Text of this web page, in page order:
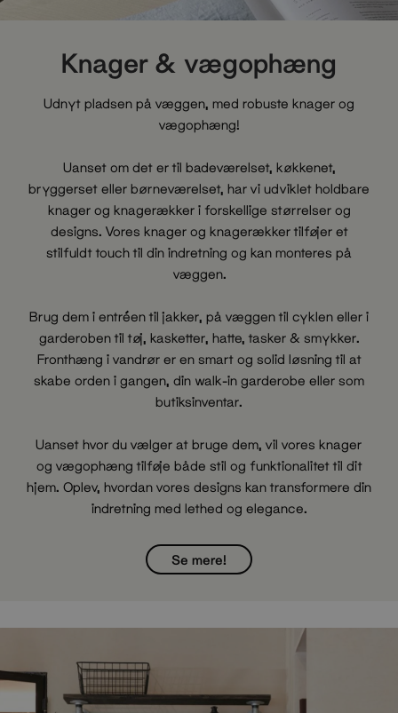
Knager & vægophæng
Udnyt pladsen på væggen, med robuste knager og
vægophæng!
Uanset om det er til badeværelset, køkkenet,
bryggerset eller børneværelset, har vi udviklet holdbare
knager og knagerækker i forskellige størrelser og
designs. Vores knager og knagerækker tilføjer et
stilfuldt touch til din indretning og kan monteres på
væggen.
Brug dem i entréen til jakker, på væggen til cyklen eller i
garderoben til tøj, kasketter, hatte, tasker & smykker.
Fronthæng i vandrør er en smart og solid løsning til at
skabe orden i gangen, din walk-in garderobe eller som
butiksinventar.
Uanset hvor du vælger at bruge dem, vil vores knager
og vægophæng tilføje både stil og funktionalitet til dit
hjem. Oplev, hvordan vores designs kan transformere din
indretning med lethed og elegance.
Se mere!